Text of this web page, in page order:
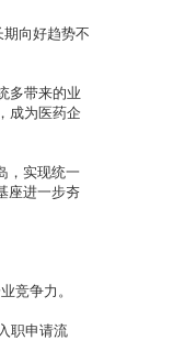
向好趋势不
多带来的业
成为医药企
，实现统一
座进一步夯
竞争力。
职申请流